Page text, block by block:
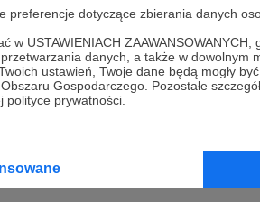
dotyczące zbierania danych
w USTAWIENIACH
danych, a także w dowolnym
ustawień, Twoje dane będą mogły
Gospodarczego. Pozostałe
prywatności.
Dołącz do grona
Wesprzyj działalność Autora